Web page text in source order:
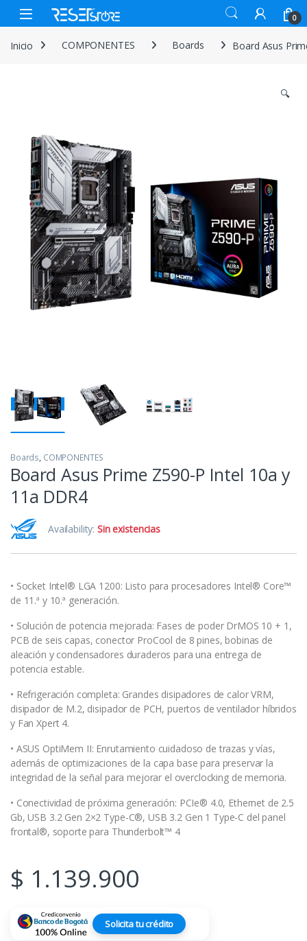
Skip to navigation
Skip to content
Open 0
Inicio COMPONENTES Boards Board Asus
🔍
Boards, COMPONENTES
Board Asus Prime Z590-P Intel 10a y
11a DDR4
Availability:Sin existencias
• Socket Intel® LGA 1200: Listo para procesadores Intel® Core™
de 11.ª y 10.ª generación.
• Solución de potencia mejorada: Fases de poder DrMOS 10 + 1,
PCB de seis capas, conector ProCool de 8 pines, bobinas de
aleación y condensadores duraderos para una entrega de
potencia estable.
• Refrigeración completa: Grandes disipadores de calor VRM,
disipador de M.2, disipador de PCH, puertos de ventilador híbridos
y Fan Xpert 4.
• ASUS OptiMem II: Enrutamiento cuidadoso de trazas y vías,
además de optimizaciones de la capa base para preservar la
integridad de la señal para mejorar el overclocking de memoria.
• Conectividad de próxima generación: PCIe® 4.0, Ethernet de 2.5
Gb, USB 3.2 Gen 2×2 Type-C®, USB 3.2 Gen 1 Type-C del panel
frontal®, soporte para Thunderbolt™ 4
$ 1.139.900
Solicita tu crédito